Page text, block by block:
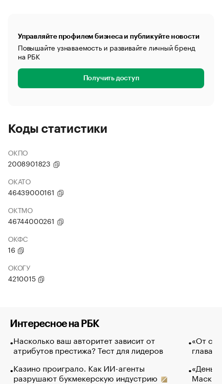
Управляйте профилем бизнеса и публикуйте новости
Повышайте узнаваемость и развивайте личный бренд
на РБК
Получить доступ
Коды статистики
ОКПО
2008901823
ОКАТО
46439000161
ОКТМО
46744000261
ОКФС
16
ОКОГУ
4210015
Интересное на РБК
Насколько ваш авторитет зависит от
атрибутов престижа? Тест для лидеров
Казино проиграло. Как ИИ-агенты
разрушают букмекерскую индустрию
«От
глава
Маск в